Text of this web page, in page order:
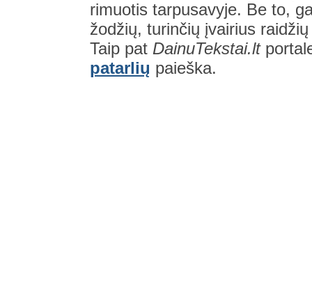
rimuotis tarpusavyje. Be to,
žodžių, turinčių įvairius
Taip pat DainuTekstai.lt
patarlių paieška.